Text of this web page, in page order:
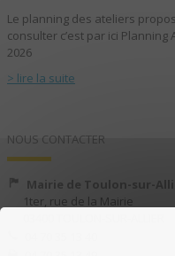
Le planning des ateliers
consulter c’est par ici
2026
> lire la suite
NOUS CONTACTER
Mairie de Toulon-sur-
1ter, rue de la Mairie